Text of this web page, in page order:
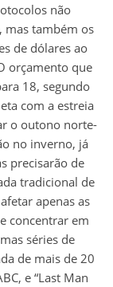
não
mas também os
de dólares ao
orçamento que
18, segundo
com a estreia
o outono norte-
no inverno, já
precisarão de
tradicional de
apenas as
concentrar em
séries de
de mais de 20
e “Last Man